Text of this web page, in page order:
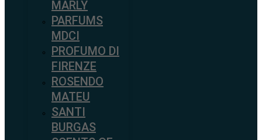
MARLY
PARFUMS
MDCI
PROFUMO DI
FIRENZE
ROSENDO
MATEU
SANTI
BURGAS